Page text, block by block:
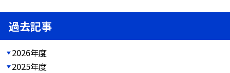
過去記事
2026年度
2025年度